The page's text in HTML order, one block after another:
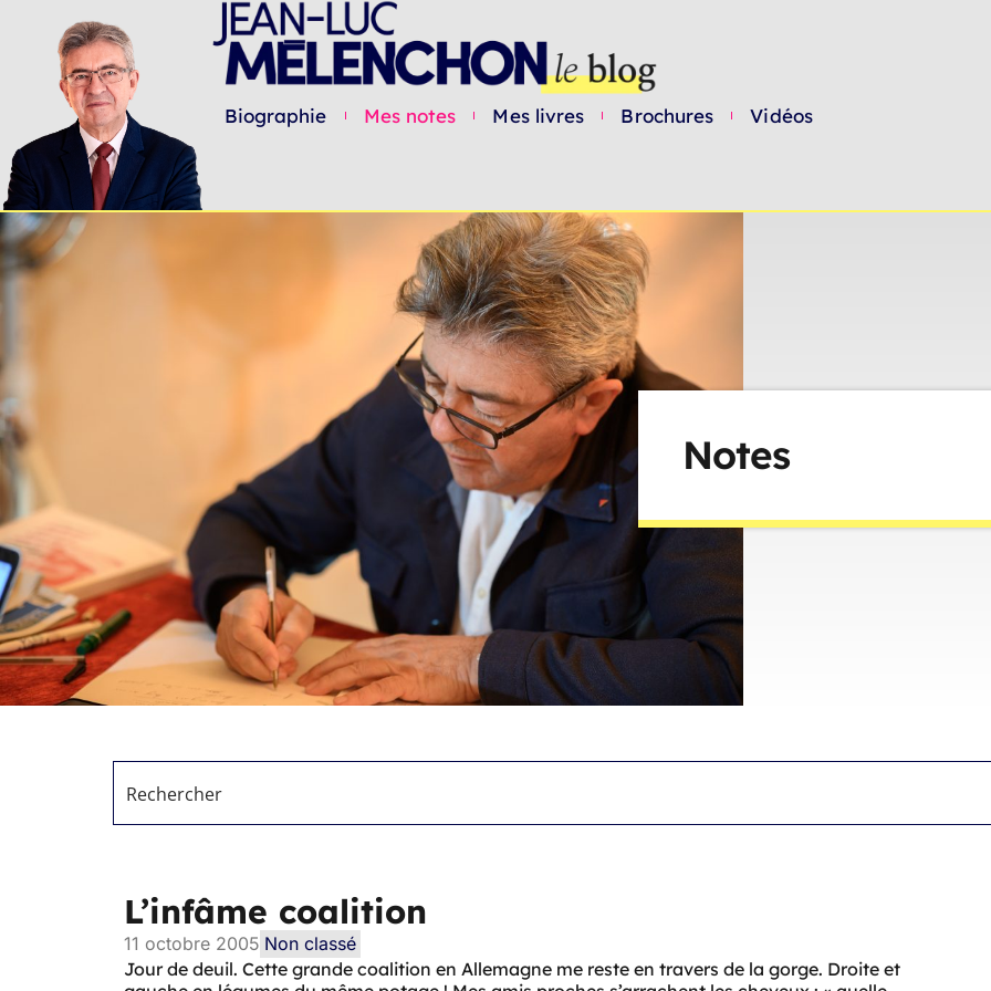
Biographie Mes notes Mes livres Brochures Vidéos
Notes
L’infâme coalition
11 octobre 2005 Non classé
Jour de deuil. Cette grande coalition en Allemagne me reste en travers de la gorge. Droite et